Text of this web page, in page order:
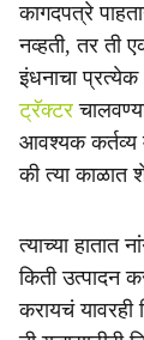
कागदपत्रे
नव्हती, तर ती
इंधनाचा प्रत्येक
ट्रॅक्टर
आवश्यक कर्तव्य
की त्या काळात
त्याच्या हातात
किती उत्पादन
करायचं यावरही